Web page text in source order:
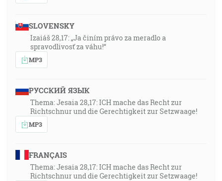
SLOVENSKY
Izaiáš 28,17: „Ja činím právo za meradlo a
spravodlivosť za váhu!“
MP3
РУССКИЙ ЯЗЫК
Thema: Jesaia 28,17: ICH mache das Recht zur
Richtschnur und die Gerechtigkeit zur Setzwaage!
MP3
FRANÇAIS
Thema: Jesaia 28,17: ICH mache das Recht zur
Richtschnur und die Gerechtigkeit zur Setzwaage!